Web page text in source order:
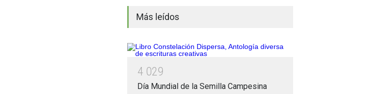
Más leídos
4 029
Día Mundial de la Semilla Campesina